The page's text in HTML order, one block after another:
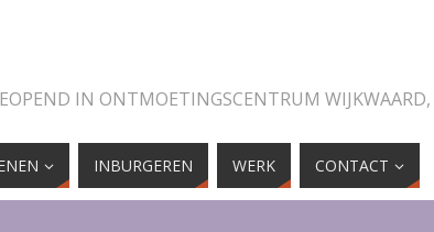
IN ONTMOETINGSCENTRUM
INBURGEREN WERK CONTACT